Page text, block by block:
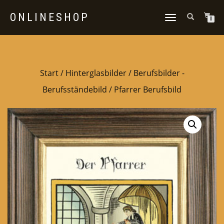
ONLINESHOP
NAVIGATION
0
Start/ Hinterglasbilder/ Berufsbilder -
Berufsständebild / Pfarrer Berufsbild